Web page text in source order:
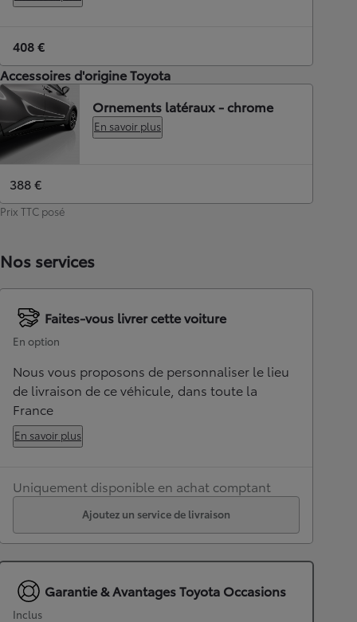
408 €
Accessoires d'origine Toyota
Ornements latéraux - chrome
En savoir plus
388 €
Prix TTC posé
Nos services
Faites-vous livrer cette voiture
En option
Nous vous proposons de personnaliser le lieu
de livraison de ce véhicule, dans toute la
France
En savoir plus
Uniquement disponible en achat comptant
Ajoutez un service de livraison
Garantie & Avantages Toyota Occasions
Inclus